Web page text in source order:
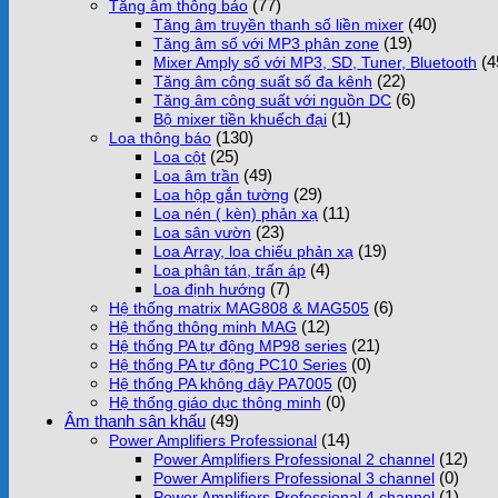
Tăng âm thông báo (77)
Tăng âm truyền thanh số liền mixer (40)
Tăng âm số với MP3 phân zone (19)
Mixer Amply số với MP3, SD, Tuner, Bluetooth
Tăng âm công suất số đa kênh (22)
Tăng âm công suất với nguồn DC (6)
Bộ mixer tiền khuếch đại (1)
Loa thông báo (130)
Loa cột (25)
Loa âm trần (49)
Loa hộp gắn tường (29)
Loa nén ( kèn) phản xạ (11)
Loa sân vườn (23)
Loa Array, loa chiếu phản xạ (19)
Loa phân tán, trấn áp (4)
Loa định hướng (7)
Hệ thống matrix MAG808 & MAG505 (6)
Hệ thống thông minh MAG (12)
Hệ thống PA tự động MP98 series (21)
Hệ thống PA tự động PC10 Series (0)
Hệ thống PA không dây PA7005 (0)
Hệ thống giáo dục thông minh (0)
Âm thanh sân khấu (49)
Power Amplifiers Professional (14)
Power Amplifiers Professional 2 channel (12)
Power Amplifiers Professional 3 channel (0)